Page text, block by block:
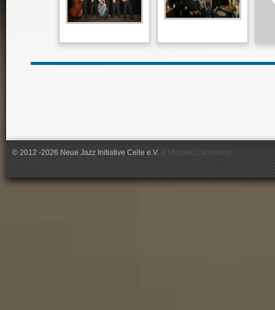
© 2012 -2026 Neue Jazz Initiative Celle e.V. & Michael Cammann